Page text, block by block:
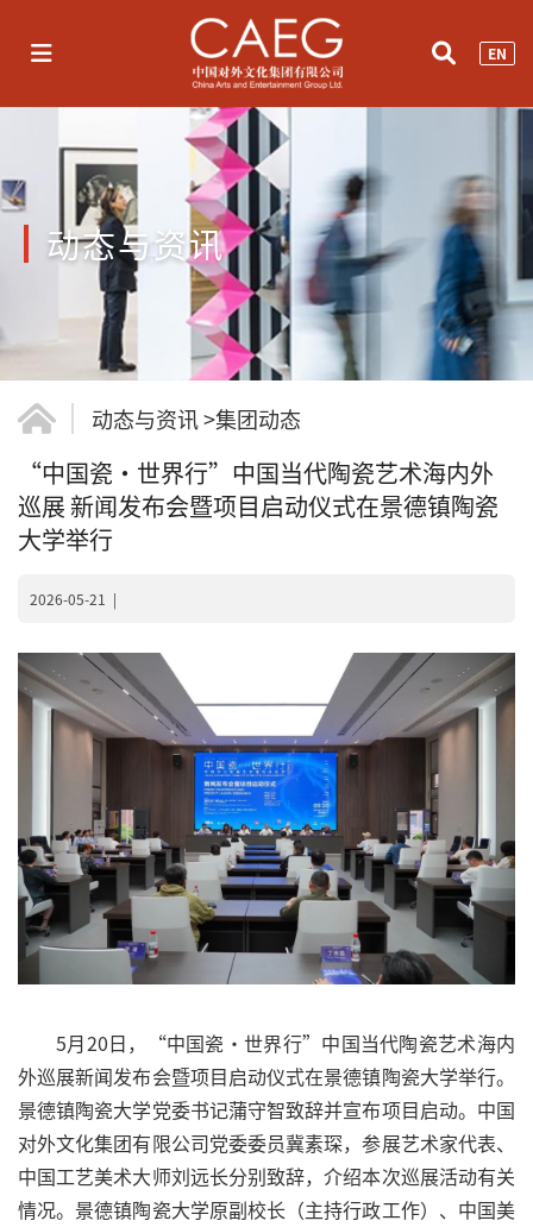
EN
动态与资讯
动态与资讯>集团动态
“中国瓷·世界行”中国当代陶瓷艺术海内外
巡展 新闻发布会暨项目启动仪式在景德镇陶瓷
大学举行
2026-05-21 |
5月20日，“中国瓷·世界行”中国当代陶瓷艺术海内
外巡展新闻发布会暨项目启动仪式在景德镇陶瓷大学举行。
景德镇陶瓷大学党委书记蒲守智致辞并宣布项目启动。中国
对外文化集团有限公司党委委员冀素琛，参展艺术家代表、
中国工艺美术大师刘远长分别致辞，介绍本次巡展活动有关
情况。景德镇陶瓷大学原副校长（主持行政工作）、中国美